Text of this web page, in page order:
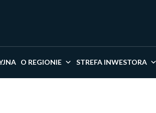
O REGIONIE STREFA INWESTORA